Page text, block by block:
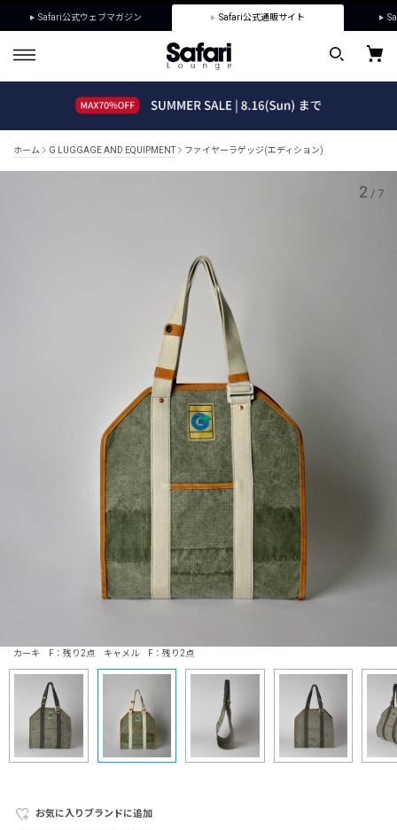
Safari公式ウェブマガジン Safari公式通販サイト
ホーム G LUGGAGE AND EQUIPMENT ファイヤーラゲッジ(エディション)
カーキ F：残り2点 キャメル F：残り2点
2 / 7
お気に入りブランドに追加